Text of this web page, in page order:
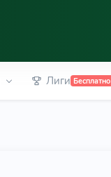
Лиги Бесплатно